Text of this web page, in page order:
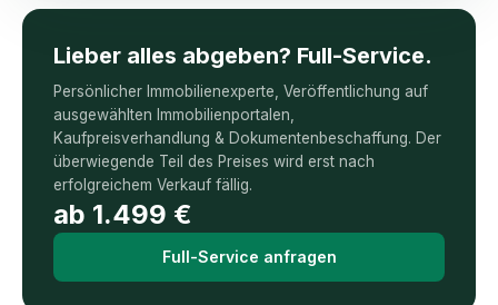
Lieber alles abgeben? Full-Service.
Persönlicher Immobilienexperte, Veröffentlichung auf
ausgewählten Immobilienportalen,
Kaufpreisverhandlung & Dokumentenbeschaffung. Der
überwiegende Teil des Preises wird erst nach
erfolgreichem Verkauf fällig.
ab 1.499 €
Full-Service anfragen